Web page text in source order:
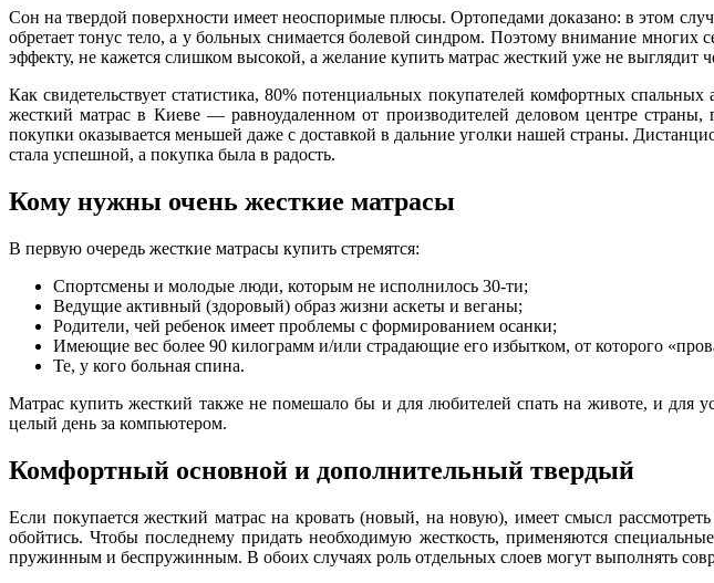
Сон на твердой поверхности имеет неоспоримые плюсы. Ортопедами доказано: в этом
обретает тонус тело, а у больных снимается болевой синдром. Поэтому внимание
эффекту, не кажется слишком высокой, а желание купить матрас жесткий уже не выглядит
Как свидетельствует статистика, 80% потенциальных покупателей комфортных
жесткий матрас в Киеве — равноудаленном от производителей деловом центре
покупки оказывается меньшей даже с доставкой в дальние уголки нашей страны.
стала успешной, а покупка была в радость.
Кому нужны очень жесткие матрасы
В первую очередь жесткие матрасы купить стремятся:
Спортсмены и молодые люди, которым не исполнилось 30-ти;
Ведущие активный (здоровый) образ жизни аскеты и веганы;
Родители, чей ребенок имеет проблемы с формированием осанки;
Имеющие вес более 90 килограмм и/или страдающие его избытком, от которого
Те, у кого больная спина.
Матрас купить жесткий также не помешало бы и для любителей спать на животе, и
целый день за компьютером.
Комфортный основной и дополнительный твердый
Если покупается жесткий матрас на кровать (новый, на новую), имеет смысл
обойтись. Чтобы последнему придать необходимую жесткость, применяются
пружинным и беспружинным. В обоих случаях роль отдельных слоев могут выполнять